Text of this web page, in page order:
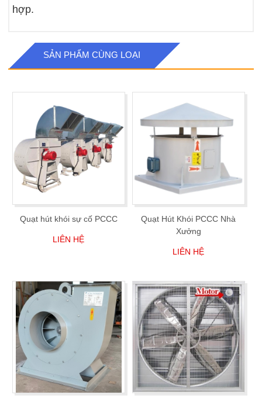
hợp.
SẢN PHẨM CÙNG LOẠI
Quạt hút khói sự cố PCCC
LIÊN HỆ
Quạt Hút Khói PCCC Nhà
Xưởng
LIÊN HỆ